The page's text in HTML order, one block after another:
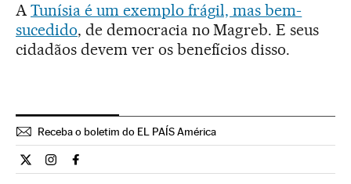
ATunísia é um exemplo frágil, mas bem-
sucedido, de democracia no Magreb. E seus
cidadãos devem ver os benefícios disso.
Receba o boletim do EL PAÍS América
Opiniao El País Brasil en Twitter
Opiniao El País Brasil en Instagram
Opiniao El País Brasil en Facebook